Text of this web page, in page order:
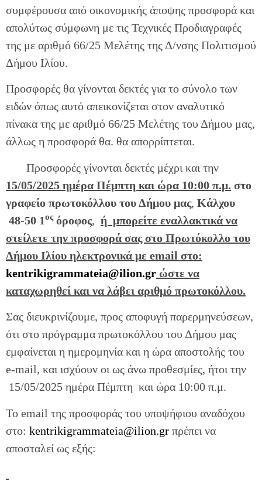
συμφέρουσα από οικονομικής άποψης προσφορά και
απολύτως σύμφωνη με τις Τεχνικές Προδιαγραφές
της με αριθμό 66/25 Μελέτης της Δ/νσης Πολιτισμού
Δήμου Ιλίου.
Προσφορές θα γίνονται δεκτές για το σύνολο των
ειδών όπως αυτό απεικονίζεται στον αναλυτικό
πίνακα της με αριθμό 66/25 Μελέτης του Δήμου μας,
άλλως η προσφορά θα. θα απορρίπτεται.
Προσφορές γίνονται δεκτές μέχρι και την
15/05/2025 ημέρα Πέμπτη και ώρα 10:00 π.μ. στο
γραφείο πρωτοκόλλου του Δήμου μας, Κάλχου
48-50 1οςόροφος, ή μπορείτε εναλλακτικά να
στείλετε την προσφορά σας στο Πρωτόκολλο του
Δήμου Ιλίου ηλεκτρονικά με email στο:
kentrikigrammateia@ilion.gr ώστε να
καταχωρηθεί και να λάβει αριθμό πρωτοκόλλου.
Σας διευκρινίζουμε, προς αποφυγή παρερμηνεύσεων,
ότι στο πρόγραμμα πρωτοκόλλου του Δήμου μας
εμφαίνεται η ημερομηνία και η ώρα αποστολής του
e-mail, και ισχύουν οι ως άνω προθεσμίες, ήτοι την
15/05/2025 ημέρα Πέμπτη και ώρα 10:00 π.μ.
To email της προσφοράς του υποψήφιου αναδόχου
στο: kentrikigrammateia@ilion.gr πρέπει να
αποσταλεί ως εξής: